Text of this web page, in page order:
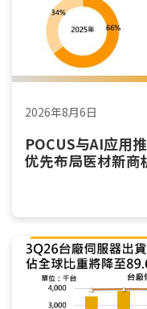
2026年8月6日
POCUS与AI应用
优先布局医材新商